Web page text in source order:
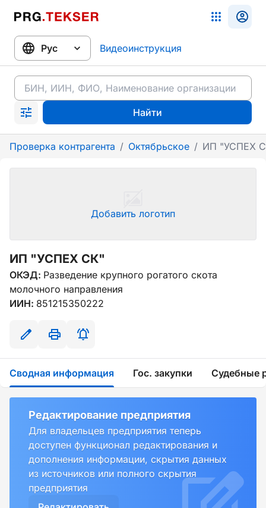
Видеоинструкция
Найти
Проверка контрагента / Октябрьское / ИП "УСПЕХ
Добавить логотип
ИП "УСПЕХ СК"
ОКЭД: Разведение крупного рогатого скота
молочного направления
ИИН: 851215350222
Сводная информация Гос. закупки Судебные
Редактирование предприятия
Для владельцев предприятия теперь
доступен функционал редактирования и
дополнения информации, скрытия данных
из источников или полного скрытия
предприятия